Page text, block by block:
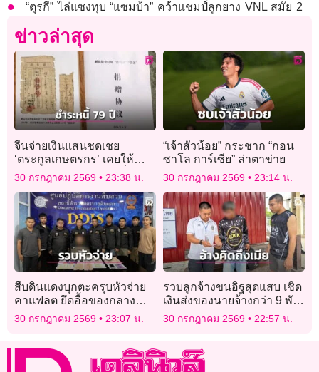
“ตุรกี” ไล่แซงทุบ “แซมบ้า” คว้าแชมป์ลูกยาง VNL สมัย 2
ข่าวล่าสุด
จีนจ่ายเงินแสนชดเชย
‘ตระกูลเกษตรกร’ เคยให้
กองทัพ ‘ยืมข้าวสาร’ เมื่อ 79
30 กรกฎาคม 2569 23:38 น.
“เจ้าสัวน้อย” กระชาก “กอน
ซาโล การ์เซีย” ล่าตาข่าย
30 กรกฎาคม 2569 23:14 น.
สืบดินแดงบุกตะครุบหัวจ่าย
คาแฟลต ยึดอื้อของกลาง
ยาบ้า-เงินสด
30 กรกฎาคม 2569 23:07 น.
รวบลูกจ้างขนอิฐสุดแสบ เชิด
เงินส่งของนายจ้างกว่า 9 พัน
บาท อ้างคิดถึงเมีย
30 กรกฎาคม 2569 22:57 น.